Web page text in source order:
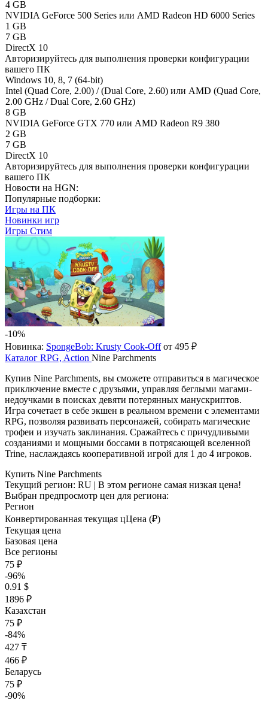
4 GB
NVIDIA GeForce 500 Series или AMD Radeon HD 6000 Series
1 GB
7 GB
DirectX 10
Авторизируйтесь для выполнения проверки конфигурации
вашего ПК
Windows 10, 8, 7 (64-bit)
Intel (Quad Core, 2.00) / (Dual Core, 2.60) или AMD (Quad Core,
2.00 GHz / Dual Core, 2.60 GHz)
8 GB
NVIDIA GeForce GTX 770 или AMD Radeon R9 380
2 GB
7 GB
DirectX 10
Авторизируйтесь для выполнения проверки конфигурации
вашего ПК
Новости на HGN:
Популярные подборки:
Игры на ПК
Новинки игр
Игры Стим
-10%
Новинка: SpongeBob: Krusty Cook-Offот 495 ₽
Каталог RPG, Action Nine Parchments
Купив Nine Parchments, вы сможете отправиться в магическое
приключение вместе с друзьями, управляя беглыми магами-
недоучками в поисках девяти потерянных манускриптов.
Игра сочетает в себе экшен в реальном времени с элементами
RPG, позволяя развивать персонажей, собирать магические
трофеи и изучать заклинания. Сражайтесь с причудливыми
созданиями и мощными боссами в потрясающей вселенной
Trine, наслаждаясь кооперативной игрой для 1 до 4 игроков.
Купить Nine Parchments
Текущий регион: RU | В этом регионе самая низкая цена!
Выбран предпросмотр цен для региона:
Регион
Конвертированная текущая цЦена (₽)
Текущая цена
Базовая цена
Все регионы
75 ₽
-96%
0.91 $
1896 ₽
Казахстан
75 ₽
-84%
427 ₸
466 ₽
Беларусь
75 ₽
-90%